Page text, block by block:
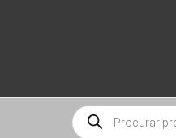
Pesquisar
produtos